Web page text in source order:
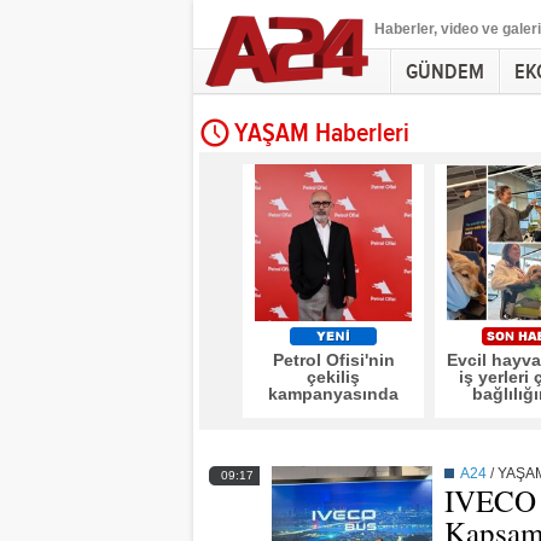
Haberler, video ve
GÜNDEM
YAŞAM Haberleri
Petrol Ofisi'nin
çekiliş
kampanyasında
Evcil
iş yerleri
A24/
IVECO
09:17